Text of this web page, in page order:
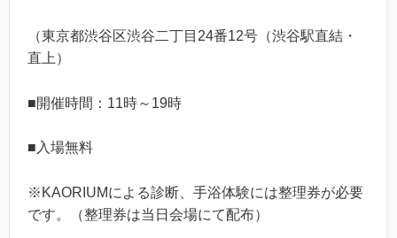
（東京都渋谷区渋谷二丁目24番12号（渋谷駅直結・
直上）
■開催時間：11時～19時
■入場無料
※KAORIUMによる診断、手浴体験には整理券が必要
です。（整理券は当日会場にて配布）